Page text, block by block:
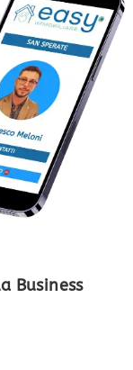
Business